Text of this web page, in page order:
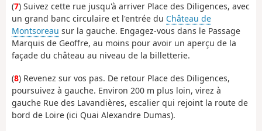
(7) Suivez cette rue jusqu'à arriver Place des Diligences, avec
un grand banc circulaire et l'entrée du Château de
Montsoreau sur la gauche. Engagez-vous dans le Passage
Marquis de Geoffre, au moins pour avoir un aperçu de la
façade du château au niveau de la billetterie.
(8) Revenez sur vos pas. De retour Place des Diligences,
poursuivez à gauche. Environ 200 m plus loin, virez à
gauche Rue des Lavandières, escalier qui rejoint la route de
bord de Loire (ici Quai Alexandre Dumas).